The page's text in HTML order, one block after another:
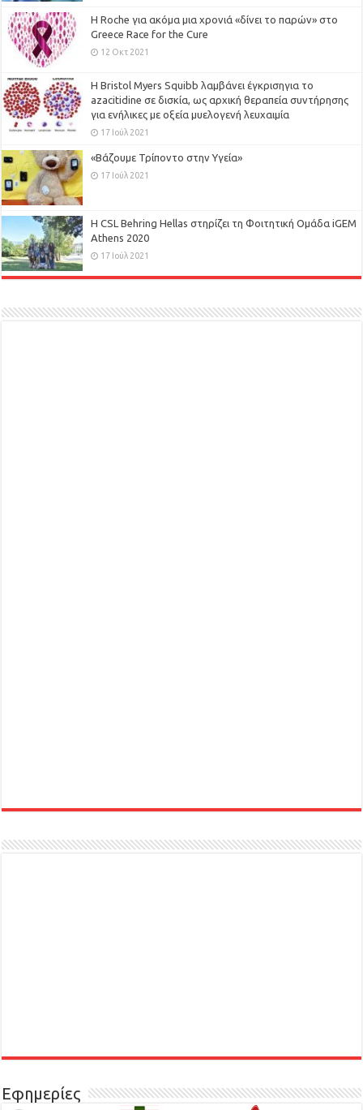
H Roche για ακόμα μια χρονιά «δίνει το παρών» στο
Greece Race for the Cure
12 Οκτ 2021
Η Bristol Myers Squibb λαμβάνει έγκρισηγια το
azacitidine σε δισκία, ως αρχική θεραπεία συντήρησης
για ενήλικες με οξεία μυελογενή λευχαιμία
17 Ιούλ 2021
«Βάζουμε Τρίποντο στην Υγεία»
17 Ιούλ 2021
H CSL Behring Hellas στηρίζει τη Φοιτητική Ομάδα iGEM
Athens 2020
17 Ιούλ 2021
Εφημερίες